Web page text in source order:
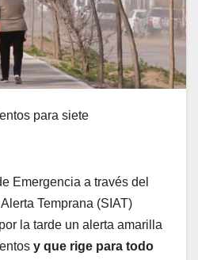
para siete
Emergencia a través del
Temprana (SIAT)
la tarde un alerta amarilla
y que rige para todo